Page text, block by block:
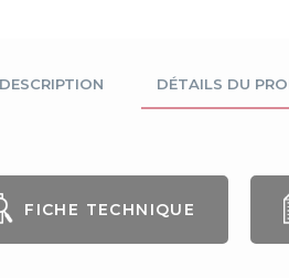
DESCRIPTION DÉTAILS DU
FICHE TECHNIQUE